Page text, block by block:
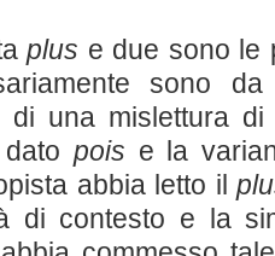
plus e due sono le
sono
di una mislettura di
pois e la
abbia letto il
di contesto e la